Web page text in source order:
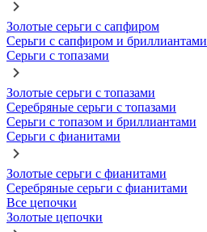
Золотые серьги с сапфиром
Серьги с сапфиром и бриллиантами
Серьги с топазами
Золотые серьги с топазами
Серебряные серьги с топазами
Серьги с топазом и бриллиантами
Серьги с фианитами
Золотые серьги с фианитами
Серебряные серьги с фианитами
Все цепочки
Золотые цепочки